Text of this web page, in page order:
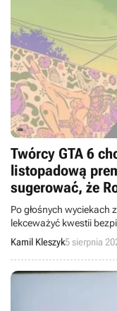
Twórcy GTA 6
listopadową
sugerować, że
do kolejnego
Po głośnych wyciekach
lekceważyć kwestii
studio wzmacnia
Kamil Kleszyk5 sierpnia